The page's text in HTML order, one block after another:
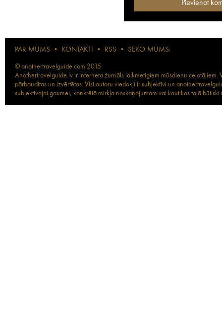
PAR MUMS • KONTAKTI • RSS • SEKO MUMS:
© anothertravelguide.com 2015
Anothertravelguide.lv ir interneta žurnāls laikmetīgiem mūsdienu
pārbaudītas un izvērtētas. Visi autoru viedokļi ir subjektīvi un
subjektīvajai gaumei, konkrētā mirkļa noskaņojumam vai kaut kas tajā